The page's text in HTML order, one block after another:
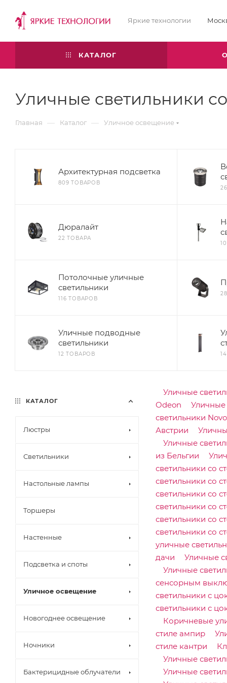
Яркие технологии
КАТАЛОГ
Уличные светильники
Главная — Каталог — Уличное освещение
Архитектурная подсветка
809 ТОВАРОВ
Дюралайт
22 ТОВАРА
Потолочные уличные
светильники
116 ТОВАРОВ
Уличные подводные
светильники
12 ТОВАРОВ
Уличные
Odeon
Уличные
светильники
Австрии
Уличные
из Бельгии
светильники со
светильники со
светильники со
светильники со
светильники со
светильники со
уличные
дачи
Уличные
Уличные
сенсорным
светильники с
светильники с
Коричневые
стиле ампир
стиле кантри
Уличные
Уличные
КАТАЛОГ
Люстры
Светильники
Настольные лампы
Торшеры
Настенные
Подсветка и споты
Комп
онент
ы для
треко
вых
систе
Уличное освещение
Новогоднее освещение
Ночники
Бактерицидные облучатели